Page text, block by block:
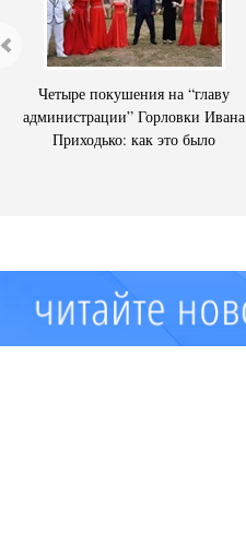
Четыре покушения на “главу
администрации” Горловки Ивана
Приходько: как это было